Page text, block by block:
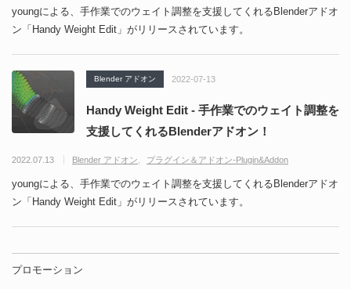
youngによる、手作業でのウェイト調整を支援してくれるBlenderアドオ
ン「Handy Weight Edit」がリリースされています。
Blender アドオン 2022-07-13
Handy Weight Edit - 手作業でのウェイト調整を
支援してくれるBlenderアドオン！
2022.07.13 Blender アドオン プラグイン＆アドオン-Plugin&Addon
youngによる、手作業でのウェイト調整を支援してくれるBlenderアドオ
ン「Handy Weight Edit」がリリースされています。
プロモーション